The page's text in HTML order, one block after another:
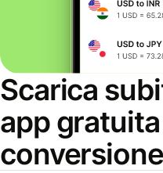
Scarica
app